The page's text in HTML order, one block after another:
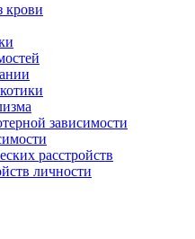
крови
зависимости
расстройств
личности